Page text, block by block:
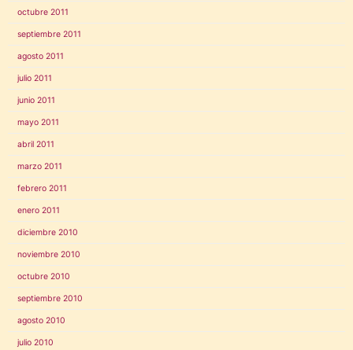
octubre 2011
septiembre 2011
agosto 2011
julio 2011
junio 2011
mayo 2011
abril 2011
marzo 2011
febrero 2011
enero 2011
diciembre 2010
noviembre 2010
octubre 2010
septiembre 2010
agosto 2010
julio 2010